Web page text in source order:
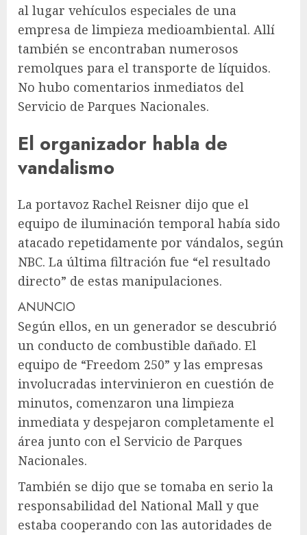
al lugar vehículos especiales de una
empresa de limpieza medioambiental. Allí
también se encontraban numerosos
remolques para el transporte de líquidos.
No hubo comentarios inmediatos del
Servicio de Parques Nacionales.
El organizador habla de
vandalismo
La portavoz Rachel Reisner dijo que el
equipo de iluminación temporal había sido
atacado repetidamente por vándalos, según
NBC. La última filtración fue “el resultado
directo” de estas manipulaciones.
ANUNCIO
Según ellos, en un generador se descubrió
un conducto de combustible dañado. El
equipo de “Freedom 250” y las empresas
involucradas intervinieron en cuestión de
minutos, comenzaron una limpieza
inmediata y despejaron completamente el
área junto con el Servicio de Parques
Nacionales.
También se dijo que se tomaba en serio la
responsabilidad del National Mall y que
estaba cooperando con las autoridades de